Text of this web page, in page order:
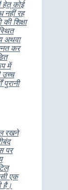
हेत् कोई
नहीं रह
शिक्षा
अथवा
कर
में
उच्च
पुरानी
रखने
पर
एक
है।